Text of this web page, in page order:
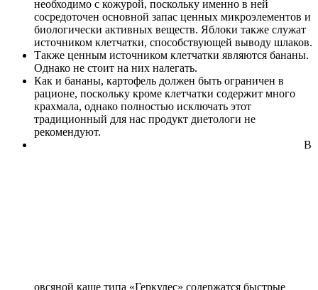
необходимо с кожурой, поскольку именно в ней
сосредоточен основной запас ценных микроэлементов и
биологически активных веществ. Яблоки также служат
источником клетчатки, способствующей выводу шлаков.
Также ценным источником клетчатки являются бананы.
Однако не стоит на них налегать.
Как и бананы, картофель должен быть ограничен в
рационе, поскольку кроме клетчатки содержит много
крахмала, однако полностью исключать этот
традиционный для нас продукт диетологи не
рекомендуют.
В
овсяной каше типа «Геркулес» содержатся быстрые